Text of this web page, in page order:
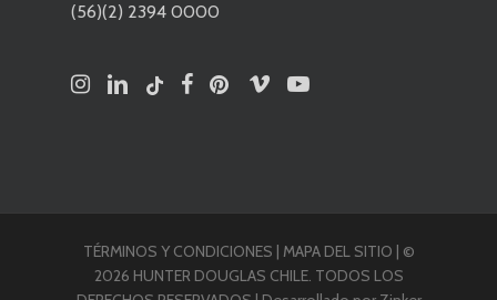
(56)(2) 2394 0000
TÉRMINOS Y CONDICIONES MAPA DEL SITIO | ©
2026 HUNTER DOUGLAS CHILE. TODOS LOS